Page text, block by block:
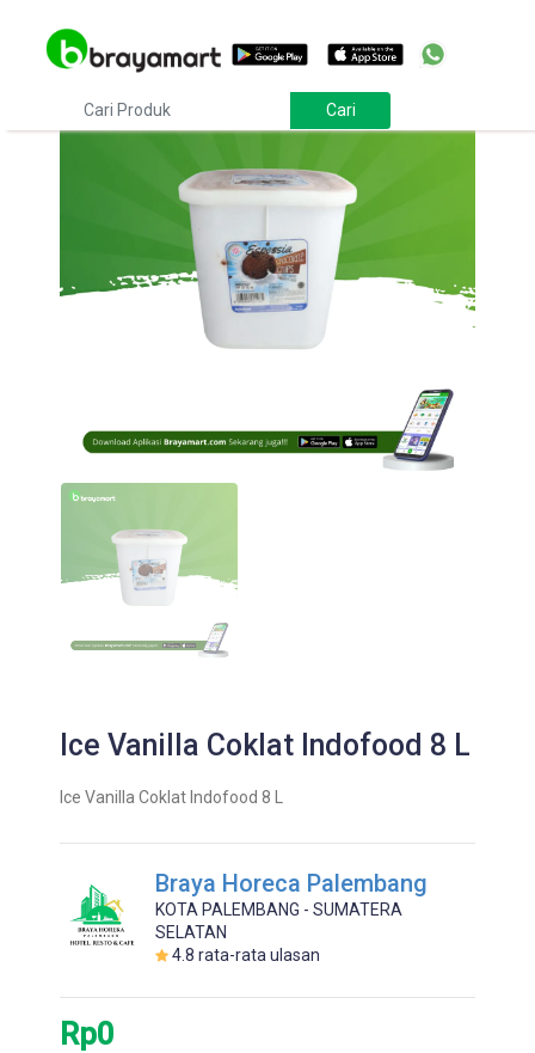
Ice Vanilla Coklat Indofood 8 L
Ice Vanilla Coklat Indofood 8 L
Braya Horeca Palembang
KOTA PALEMBANG - SUMATERA
SELATAN
4.8 rata-rata ulasan
Rp0